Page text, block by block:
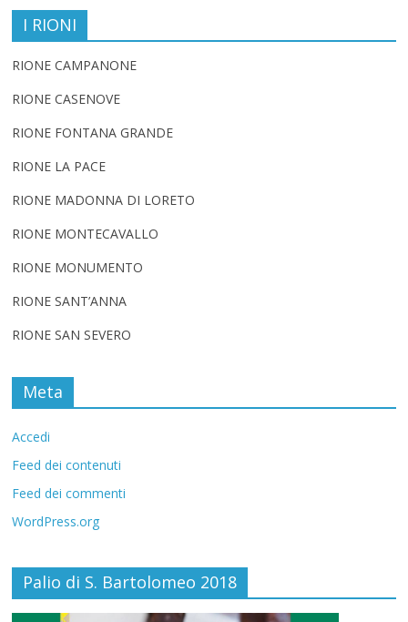
I RIONI
RIONE CAMPANONE
RIONE CASENOVE
RIONE FONTANA GRANDE
RIONE LA PACE
RIONE MADONNA DI LORETO
RIONE MONTECAVALLO
RIONE MONUMENTO
RIONE SANT’ANNA
RIONE SAN SEVERO
Meta
Accedi
Feed dei contenuti
Feed dei commenti
WordPress.org
Palio di S. Bartolomeo 2018